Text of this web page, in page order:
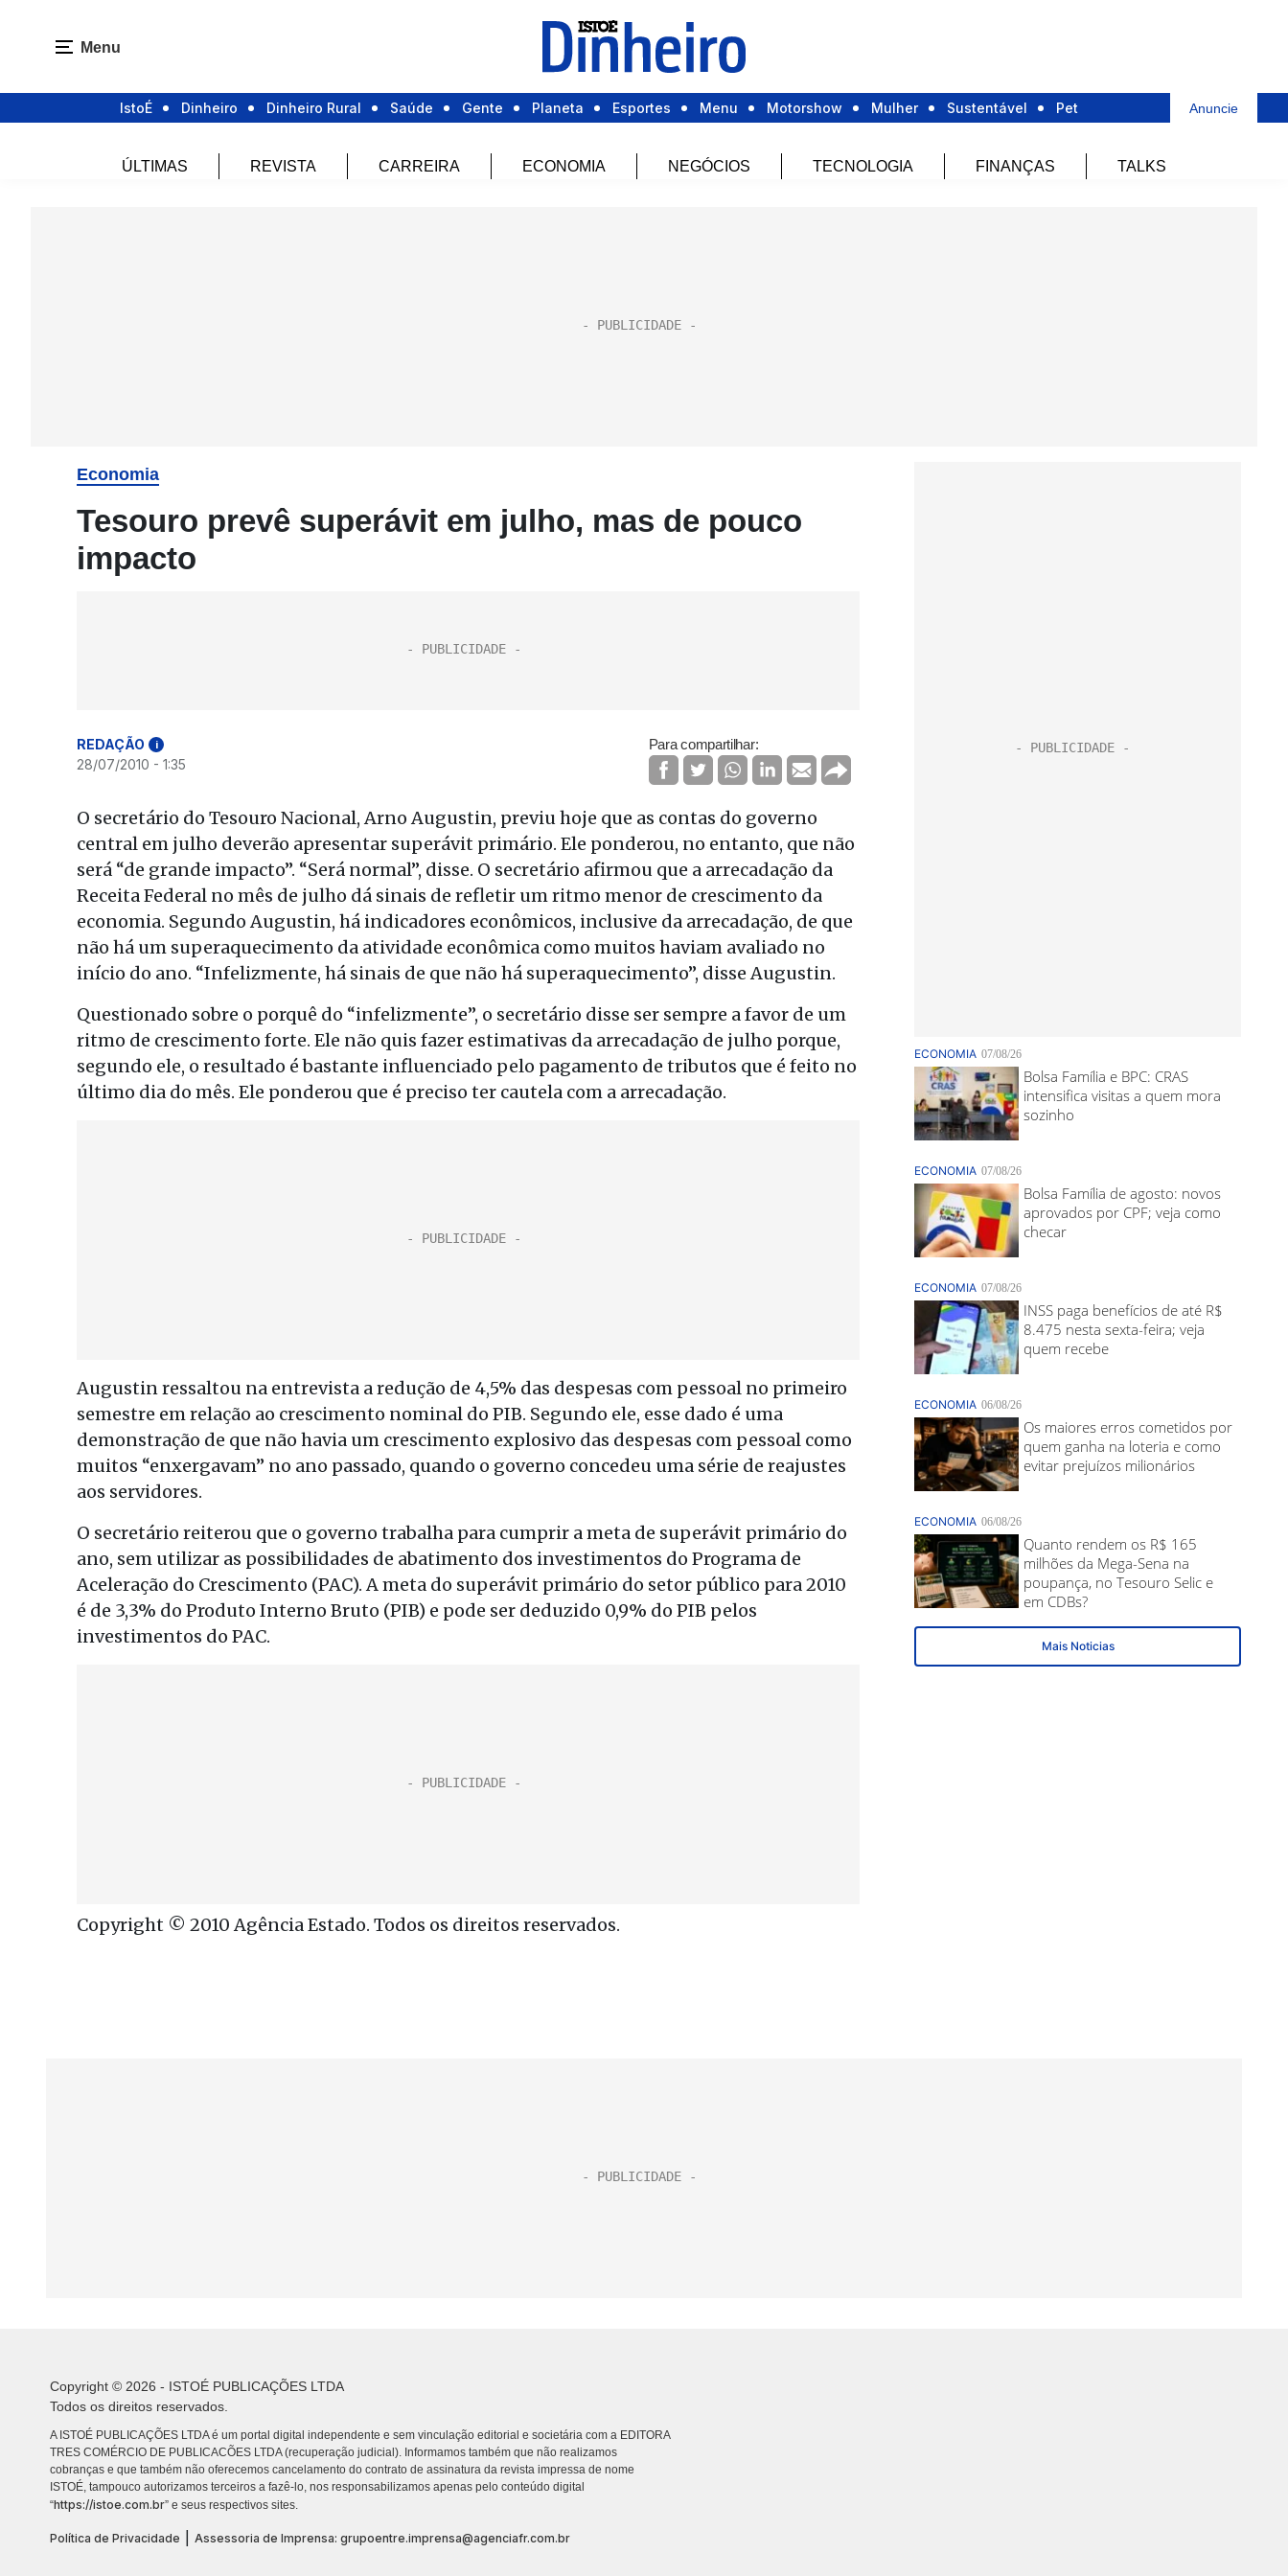
Menu
IstoÉ Dinheiro Dinheiro Rural Saúde Gente Planeta Esportes Menu Motorshow Mulher Sustentável Pet Anuncie
ÚLTIMAS REVISTA CARREIRA ECONOMIA NEGÓCIOS TECNOLOGIA FINANÇAS TALKS
Economia
Tesouro prevê superávit em julho, mas de pouco
impacto
REDAÇÃO i
28/07/2010 - 1:35
Para compartilhar:
O secretário do Tesouro Nacional, Arno Augustin, previu hoje que as contas do governo
central em julho deverão apresentar superávit primário. Ele ponderou, no entanto, que não
será “de grande impacto”. “Será normal”, disse. O secretário afirmou que a arrecadação da
Receita Federal no mês de julho dá sinais de refletir um ritmo menor de crescimento da
economia. Segundo Augustin, há indicadores econômicos, inclusive da arrecadação, de que
não há um superaquecimento da atividade econômica como muitos haviam avaliado no
início do ano. “Infelizmente, há sinais de que não há superaquecimento”, disse Augustin.
Questionado sobre o porquê do “infelizmente”, o secretário disse ser sempre a favor de um
ritmo de crescimento forte. Ele não quis fazer estimativas da arrecadação de julho porque,
segundo ele, o resultado é bastante influenciado pelo pagamento de tributos que é feito no
último dia do mês. Ele ponderou que é preciso ter cautela com a arrecadação.
Augustin ressaltou na entrevista a redução de 4,5% das despesas com pessoal no primeiro
semestre em relação ao crescimento nominal do PIB. Segundo ele, esse dado é uma
demonstração de que não havia um crescimento explosivo das despesas com pessoal como
muitos “enxergavam” no ano passado, quando o governo concedeu uma série de reajustes
aos servidores.
O secretário reiterou que o governo trabalha para cumprir a meta de superávit primário do
ano, sem utilizar as possibilidades de abatimento dos investimentos do Programa de
Aceleração do Crescimento (PAC). A meta do superávit primário do setor público para 2010
é de 3,3% do Produto Interno Bruto (PIB) e pode ser deduzido 0,9% do PIB pelos
investimentos do PAC.
Copyright © 2010 Agência Estado. Todos os direitos reservados.
Copyright © 2026 - ISTOÉ PUBLICAÇÕES LTDA
Todos os direitos reservados.
A ISTOÉ PUBLICAÇÕES LTDA é um portal digital independente e sem vinculação editorial e societária com a EDITORA
TRES COMÉRCIO DE PUBLICACÕES LTDA (recuperação judicial). Informamos também que não realizamos
cobranças e que também não oferecemos cancelamento do contrato de assinatura da revista impressa de nome
ISTOÉ, tampouco autorizamos terceiros a fazê-lo, nos responsabilizamos apenas pelo conteúdo digital
“https://istoe.com.br” e seus respectivos sites.
Política de Privacidade Assessoria de Imprensa: grupoentre.imprensa@agenciafr.com.br